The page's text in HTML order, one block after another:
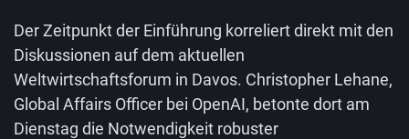
Der Zeitpunkt der Einführung korreliert direkt mit den
Diskussionen auf dem aktuellen
Weltwirtschaftsforum in Davos. Christopher Lehane,
Global Affairs Officer bei OpenAI, betonte dort am
Dienstag die Notwendigkeit robuster